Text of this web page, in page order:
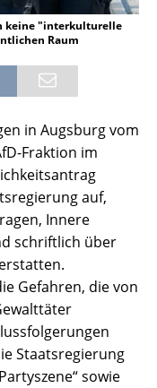
keine "interkulturelle
Raum
in Augsburg vom
Fraktion im
auf,
Innere
schriftlich über
Gefahren, die von
Staatsregierung
sowie